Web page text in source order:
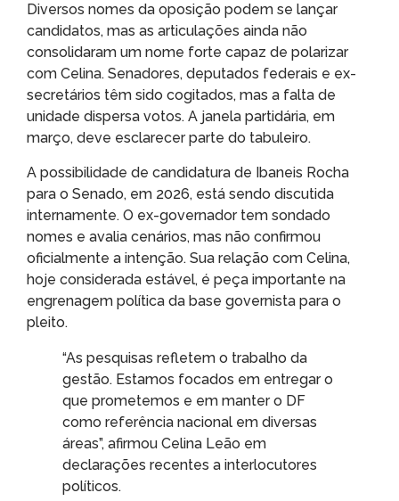
Diversos nomes da oposição podem se lançar
candidatos, mas as articulações ainda não
consolidaram um nome forte capaz de polarizar
com Celina. Senadores, deputados federais e ex-
secretários têm sido cogitados, mas a falta de
unidade dispersa votos. A janela partidária, em
março, deve esclarecer parte do tabuleiro.
A possibilidade de candidatura de Ibaneis Rocha
para o Senado, em 2026, está sendo discutida
internamente. O ex-governador tem sondado
nomes e avalia cenários, mas não confirmou
oficialmente a intenção. Sua relação com Celina,
hoje considerada estável, é peça importante na
engrenagem política da base governista para o
pleito.
“As pesquisas refletem o trabalho da
gestão. Estamos focados em entregar o
que prometemos e em manter o DF
como referência nacional em diversas
áreas”, afirmou Celina Leão em
declarações recentes a interlocutores
políticos.